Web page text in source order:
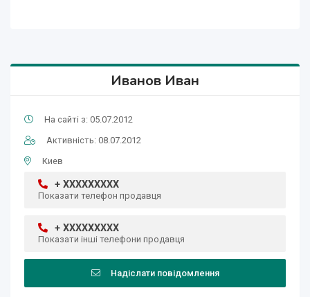
Иванов Иван
На сайті з: 05.07.2012
Активність: 08.07.2012
Киев
+ XXXXXXXXX
Показати телефон продавця
+ XXXXXXXXX
Показати інші телефони продавця
Надіслати повідомлення